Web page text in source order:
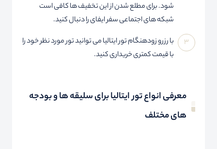
شود. برای مطلع شدن از این تخفیف ها کافی است
شبکه های اجتماعی سفر ایفای را دنبال کنید.
با رزرو زودهنگام تور ایتالیا می توانید تور مورد نظر خود را
با قیمت کمتری خریداری کنید.
معرفی انواع تور ایتالیا برای سلیقه ها و بودجه
های مختلف